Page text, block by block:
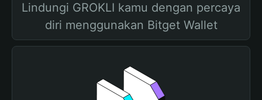
Lindungi GROKLI kamu dengan percaya
diri menggunakan Bitget Wallet